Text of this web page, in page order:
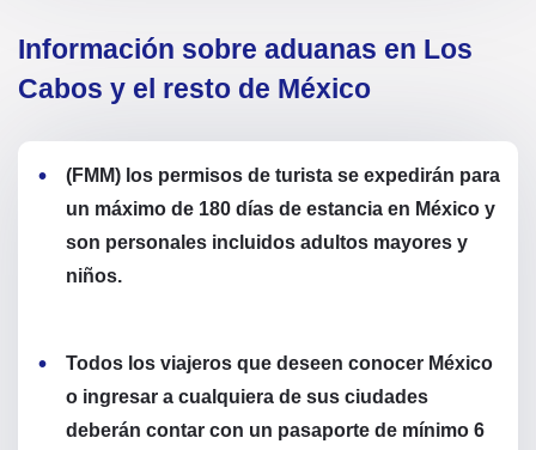
Información sobre aduanas en Los
Cabos y el resto de México
(FMM) los permisos de turista se expedirán para
un máximo de 180 días de estancia en México y
son personales incluidos adultos mayores y
niños.
Todos los viajeros que deseen conocer México
o ingresar a cualquiera de sus ciudades
deberán contar con un pasaporte de mínimo 6